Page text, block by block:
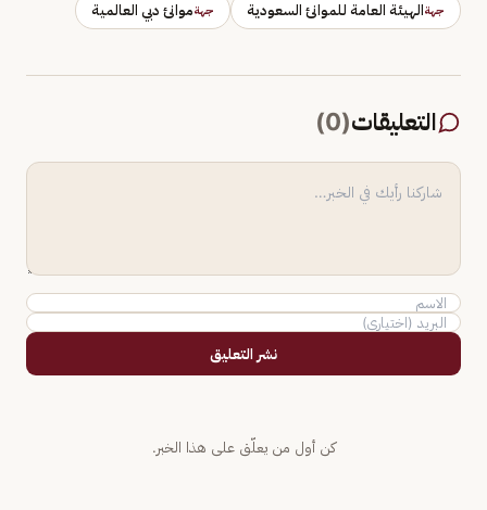
جهةالهيئة العامة للموانئ السعودية جهةموانئ دبي العالمية
التعليقات(
0
)
نشر التعليق
كن أول من يعلّق على هذا الخبر.